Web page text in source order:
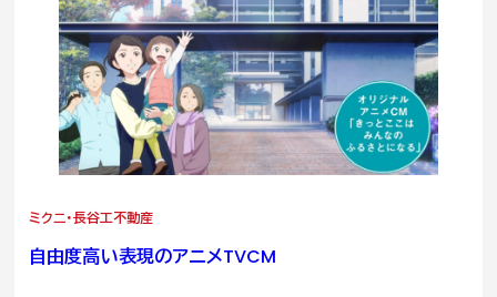
ミクニ・長谷工不動産
自由度高い表現のアニメTVCM